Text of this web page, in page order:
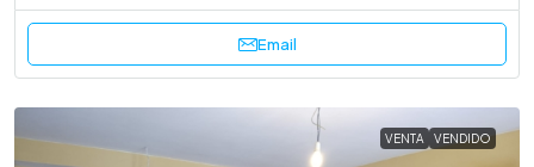
Email
VENTA VENDIDO